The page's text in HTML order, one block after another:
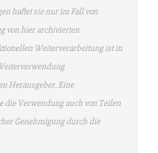
haftet sie nur im Fall von
von hier archivierten
Weiterverarbeitung ist in
Herausgeber. Eine
die Verwendung auch von Teilen
Genehmigung durch die